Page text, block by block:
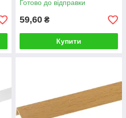
Готово до відправки
59,60 ₴
Купити